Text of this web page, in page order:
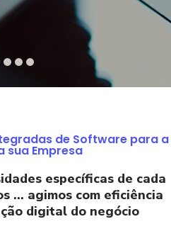
de Software para a
sua Empresa
específicas de cada
... agimos com eficiência
digital do negócio